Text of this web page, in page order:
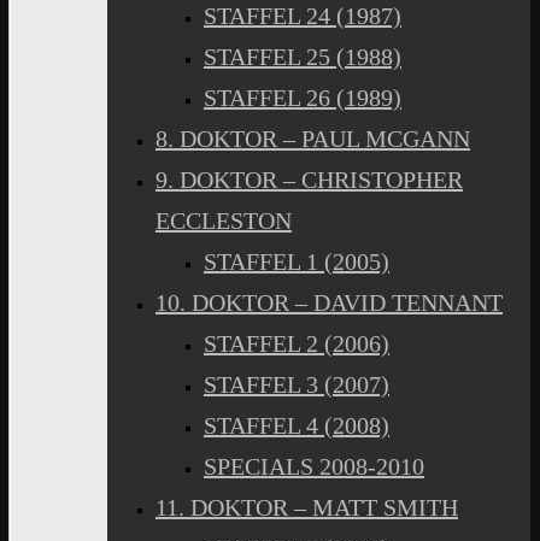
STAFFEL 24 (1987)
STAFFEL 25 (1988)
STAFFEL 26 (1989)
8. DOKTOR – PAUL MCGANN
9. DOKTOR – CHRISTOPHER
ECCLESTON
STAFFEL 1 (2005)
10. DOKTOR – DAVID TENNANT
STAFFEL 2 (2006)
STAFFEL 3 (2007)
STAFFEL 4 (2008)
SPECIALS 2008-2010
11. DOKTOR – MATT SMITH